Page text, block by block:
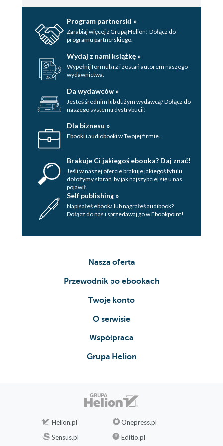
Dwanaście minut dziennie 177
Rozdział 11. Dziesięciodniowe pranie mózgu 181
Dzień 1. Cyfrowe życie 184
Dzień 3. Kontakt z naturą 187
Dzień 5. Sen 195
Dzień 6. Ćwiczenia fizyczne 196
Dzień 7. Medytacja 198
Dzień 8. Silne więzi 198
Dzień 9. Dokonaj oceny 199
Produkty podstawowe 204
Śniadania 211
Przystawki, zupy, sałatki i małe dodatki 218
Podziękowania 265
Źródła ilustracji 267
O autorach 269
Przypisy końcowe 270
Program partnerski »
Zarabiaj więcej z Grupą Helion! Dołącz do
programu partnerskiego.
Wydaj z nami książkę »
Wypełnij formularz i zostań autorem naszego
wydawnictwa.
Da wydawców »
Jesteś średnim lub dużym wydawcą? Dołącz do
naszego systemu dystrybucji!
Dla biznesu »
Ebooki i audiobooki w Twojej firmie.
Brakuje Ci jakiegoś ebooka? Daj znać!
Jeśli w naszej ofercie brakuje jakiegoś tytulu,
dołożymy starań, by jak najszybciej się u nas
pojawił.
Self publishing »
Napisałeś ebooka lub nagrałeś audibook?
Dołącz do nas i sprzedawaj go w Ebookpoint!
Nasza oferta
Przewodnik po ebookach
Twoje konto
O serwisie
Współpraca
Grupa Helion
Helion.pl
Onepress.pl
Sensus.pl
Editio.pl